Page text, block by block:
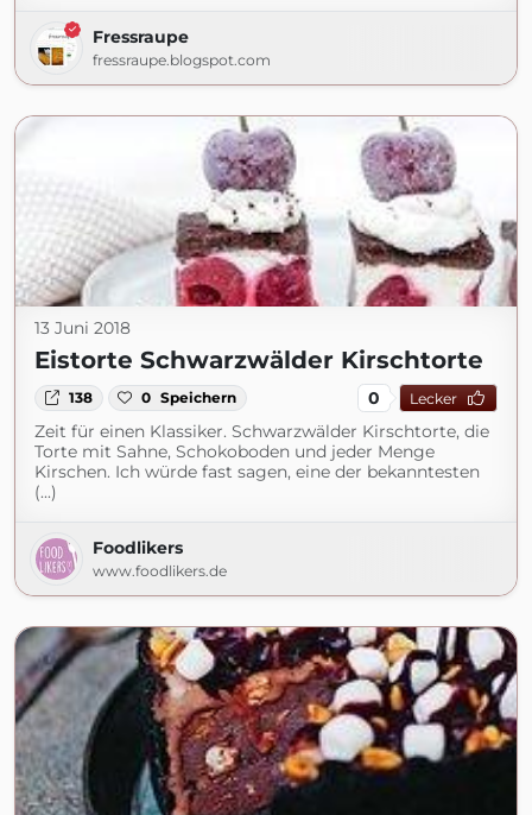
Fressraupe
fressraupe.blogspot.com
13 Juni 2018
Eistorte Schwarzwälder Kirschtorte
138 0 Speichern 0 Lecker
Zeit für einen Klassiker. Schwarzwälder Kirschtorte, die
Torte mit Sahne, Schokoboden und jeder Menge
Kirschen. Ich würde fast sagen, eine der bekanntesten
(...)
Foodlikers
www.foodlikers.de